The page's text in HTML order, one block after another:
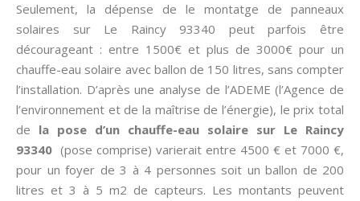
Seulement, la dépense de le montatge de panneaux
solaires sur Le Raincy 93340 peut parfois être
décourageant : entre 1500€ et plus de 3000€ pour un
chauffe-eau solaire avec ballon de 150 litres, sans compter
l’installation. D’après une analyse de l’ADEME (l’Agence de
l’environnement et de la maîtrise de l’énergie), le prix total
de la pose d’un chauffe-eau solaire sur Le Raincy
93340 (pose comprise) varierait entre 4500 € et 7000 €,
pour un foyer de 3 à 4 personnes soit un ballon de 200
litres et 3 à 5 m2 de capteurs. Les montants peuvent